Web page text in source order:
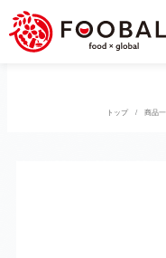
トップ 商品